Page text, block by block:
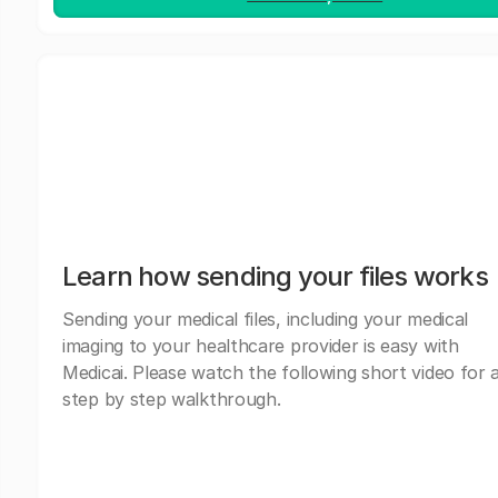
Learn how sending your files works
Sending your medical files, including your medical
imaging to your healthcare provider is easy with
Medicai. Please watch the following short video for
step by step walkthrough.